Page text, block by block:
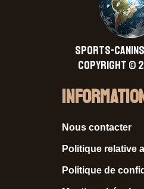
SPORTS-
Copyright ©
Nous contacter
Politique relative
Politique de